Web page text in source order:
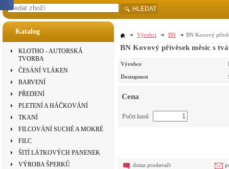
Katalog
KLOTHO - AUTORSKÁ
TVORBA
ČESÁNÍ VLÁKEN
BARVENÍ
PŘEDENÍ
PLETENÍ A HÁČKOVÁNÍ
TKANÍ
FILCOVÁNÍ SUCHÉ A MOKRÉ
FILC
ŠITÍ LÁTKOVÝCH PANENEK
VÝROBA ŠPERKŮ
Výrobci BN BN Kovový
BN Kovový přívěsek měsíc s
Výrobce
Dostupnost
Cena
Počet kusů
dotaz prodavači
HLEDAT